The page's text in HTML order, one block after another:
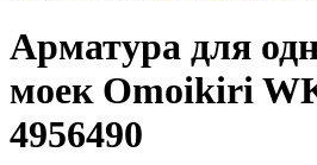
Арматура для
моек Omoikiri
4956490